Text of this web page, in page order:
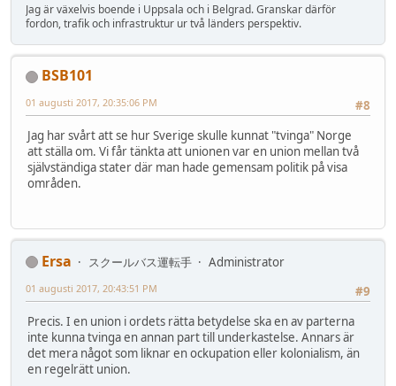
Jag är växelvis boende i Uppsala och i Belgrad. Granskar därför
fordon, trafik och infrastruktur ur två länders perspektiv.
BSB101
#8
01 augusti 2017, 20:35:06 PM
Jag har svårt att se hur Sverige skulle kunnat "tvinga" Norge
att ställa om. Vi får tänkta att unionen var en union mellan två
självständiga stater där man hade gemensam politik på visa
områden.
Ersa スクールバス運転手
Administrator
#9
01 augusti 2017, 20:43:51 PM
Precis. I en union i ordets rätta betydelse ska en av parterna
inte kunna tvinga en annan part till underkastelse. Annars är
det mera något som liknar en ockupation eller kolonialism, än
en regelrätt union.